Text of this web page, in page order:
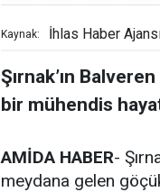
Kaynak: İhlas Haber
Şırnak’ın
bir mühendis
AMİDA HABER-
meydana gelen